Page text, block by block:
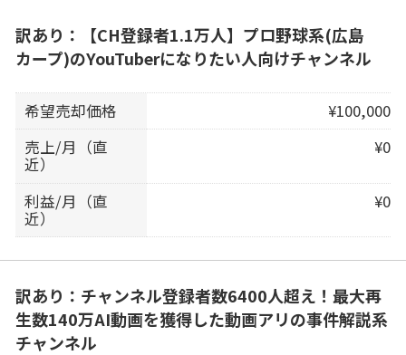
訳あり：【CH登録者1.1万人】プロ野球系(広島
カープ)のYouTuberになりたい人向けチャンネル
希望売却価格
¥100,000
売上/月（直
近）
¥0
利益/月（直
近）
¥0
訳あり：チャンネル登録者数6400人超え！最大再
生数140万AI動画を獲得した動画アリの事件解説系
チャンネル